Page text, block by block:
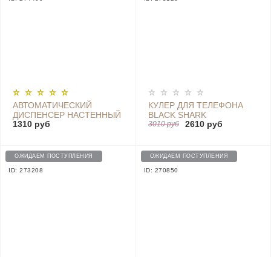
АВТОМАТИЧЕСКИЙ
ДИСПЕНСЕР НАСТЕННЫЙ
ДЛЯ МЫЛА CENTECHIA
1310 руб
КУЛЕР ДЛЯ ТЕЛЕФОНА
BLACK SHARK
FUNCOOLER 2PRO -
3010 руб 2610 руб
ОЖИДАЕМ ПОСТУПЛЕНИЯ
ID: 273208
ОЖИДАЕМ ПОСТУПЛЕНИЯ
ID: 270850